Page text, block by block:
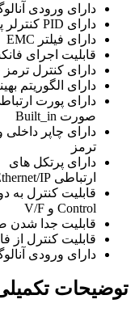
دارای ورودی
دارای PID کنترلر
دارای فیلتر EMC
قابلیت اجرای
دارای کنترل
دارای الگوریتم
دارای پورت
صورت Built_in
دارای چاپر
ترمز
دارای پرتکل های
ارتباطی IP
قابلیت کنترل
Control و V/F
قابلیت جدا شدن
قابلیت کنترل از
دارای ورودی
توضیحات